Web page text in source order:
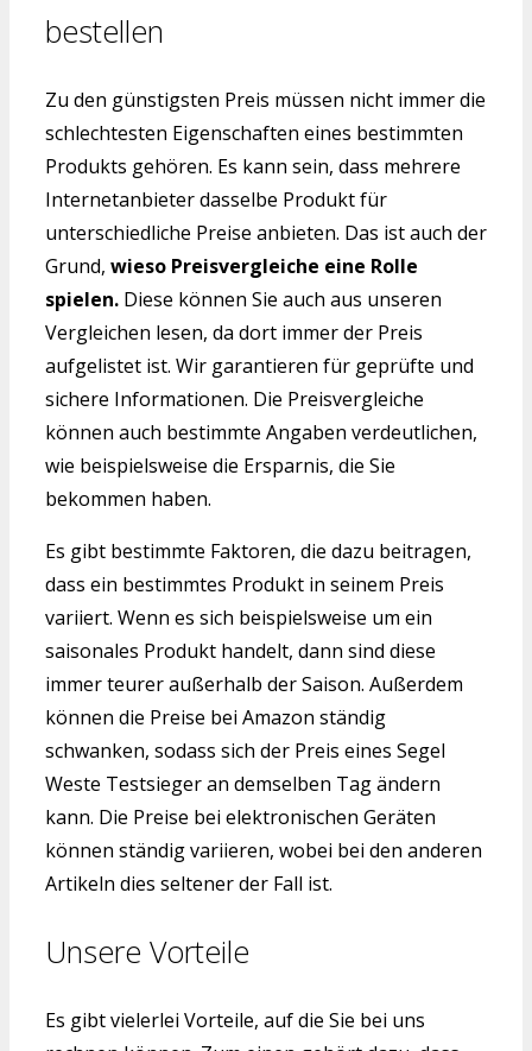
bestellen
Zu den günstigsten Preis müssen nicht immer die
schlechtesten Eigenschaften eines bestimmten
Produkts gehören. Es kann sein, dass mehrere
Internetanbieter dasselbe Produkt für
unterschiedliche Preise anbieten. Das ist auch der
Grund, wieso Preisvergleiche eine Rolle
spielen. Diese können Sie auch aus unseren
Vergleichen lesen, da dort immer der Preis
aufgelistet ist. Wir garantieren für geprüfte und
sichere Informationen. Die Preisvergleiche
können auch bestimmte Angaben verdeutlichen,
wie beispielsweise die Ersparnis, die Sie
bekommen haben.
Es gibt bestimmte Faktoren, die dazu beitragen,
dass ein bestimmtes Produkt in seinem Preis
variiert. Wenn es sich beispielsweise um ein
saisonales Produkt handelt, dann sind diese
immer teurer außerhalb der Saison. Außerdem
können die Preise bei Amazon ständig
schwanken, sodass sich der Preis eines Segel
Weste Testsieger an demselben Tag ändern
kann. Die Preise bei elektronischen Geräten
können ständig variieren, wobei bei den anderen
Artikeln dies seltener der Fall ist.
Unsere Vorteile
Es gibt vielerlei Vorteile, auf die Sie bei uns